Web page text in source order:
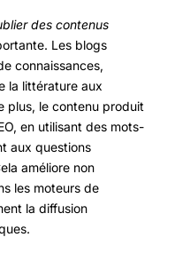
des contenus
Les blogs
connaissances,
la littérature aux
plus, le contenu produit
en utilisant des mots-
aux questions
améliore non
les moteurs de
la diffusion